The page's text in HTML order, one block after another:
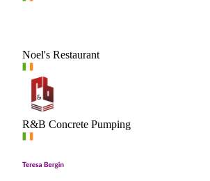
Noel's Restaurant
R&B Concrete Pumping